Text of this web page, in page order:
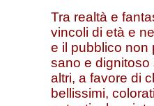
Tra realtà e
vincoli di età e
e il pubblico non
sano e dignitoso
altri, a favore di
bellissimi,